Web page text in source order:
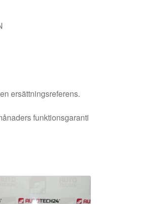
ersättningsreferens.
funktionsgaranti